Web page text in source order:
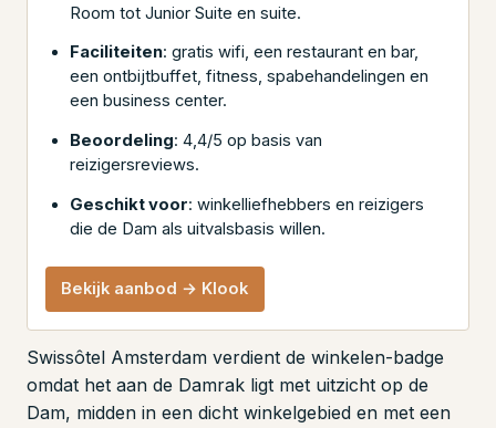
Room tot Junior Suite en suite.
Faciliteiten: gratis wifi, een restaurant en bar,
een ontbijtbuffet, fitness, spabehandelingen en
een business center.
Beoordeling: 4,4/5 op basis van
reizigersreviews.
Geschikt voor: winkelliefhebbers en reizigers
die de Dam als uitvalsbasis willen.
Bekijk aanbod → Klook
Swissôtel Amsterdam verdient de winkelen-badge
omdat het aan de Damrak ligt met uitzicht op de
Dam, midden in een dicht winkelgebied en met een